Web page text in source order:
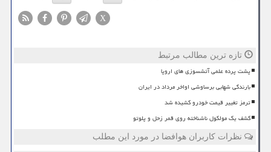
X
تازه ترین مطالب مرتبط
پشت پرده علمی آتشسوزی های اروپا
بارندگی شهابی برساوشی اواخر مرداد در ایران
ترمز تغییر قیمت خودرو کشیده شد
کشف یک مولکول ناشناخته روی قمر زحل و پلوتو
نظرات کاربران هوافضا در مورد این مطلب